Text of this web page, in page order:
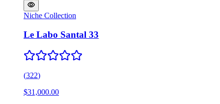
Niche Collection
Le Labo Santal 33
(322)
$31,000.00